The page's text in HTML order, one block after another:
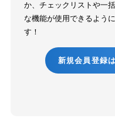
か、チェックリストや一
な機能が使用できるよう
す！
新規会員登録